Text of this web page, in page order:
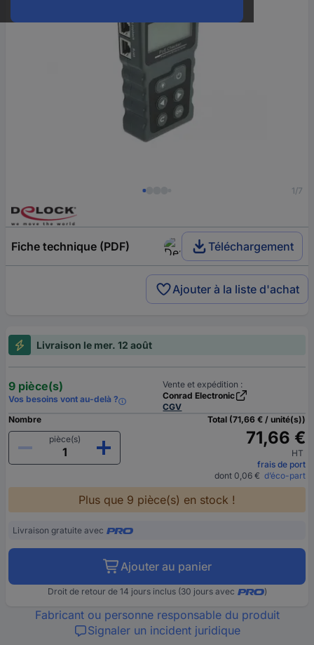
1/7
Fiche technique (PDF) Téléchargement
Ajouter à la liste d'achat
Livraison le mer. 12 août
9 pièce(s)
Vos besoins vont au-delà ?
Vente et expédition :
Conrad Electronic
CGV
Nombre
pièce(s)
Total (71,66 € / unité(s))
71,66 €
HT
frais de port
dont 0,06 € d’éco-part
Plus que 9 pièce(s) en stock !
Livraison gratuite avec
Ajouter au panier
Droit de retour de 14 jours inclus (30 jours avec )
Fabricant ou personne responsable du produit
Signaler un incident juridique